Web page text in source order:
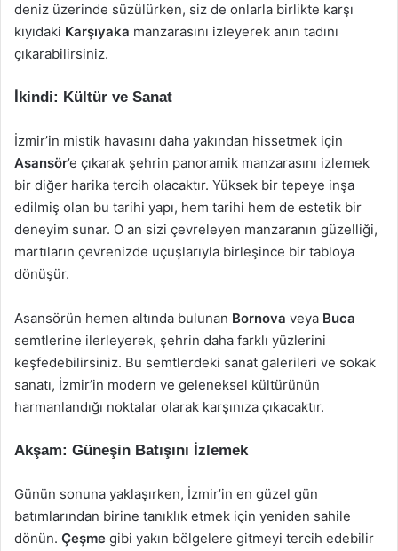
deniz üzerinde süzülürken, siz de onlarla birlikte karşı
kıyıdaki Karşıyaka manzarasını izleyerek anın tadını
çıkarabilirsiniz.
İkindi: Kültür ve Sanat
İzmir’in mistik havasını daha yakından hissetmek için
Asansör’e çıkarak şehrin panoramik manzarasını izlemek
bir diğer harika tercih olacaktır. Yüksek bir tepeye inşa
edilmiş olan bu tarihi yapı, hem tarihi hem de estetik bir
deneyim sunar. O an sizi çevreleyen manzaranın güzelliği,
martıların çevrenizde uçuşlarıyla birleşince bir tabloya
dönüşür.
Asansörün hemen altında bulunan Bornova veya Buca
semtlerine ilerleyerek, şehrin daha farklı yüzlerini
keşfedebilirsiniz. Bu semtlerdeki sanat galerileri ve sokak
sanatı, İzmir’in modern ve geleneksel kültürünün
harmanlandığı noktalar olarak karşınıza çıkacaktır.
Akşam: Güneşin Batışını İzlemek
Günün sonuna yaklaşırken, İzmir’in en güzel gün
batımlarından birine tanıklık etmek için yeniden sahile
dönün. Çeşme gibi yakın bölgelere gitmeyi tercih edebilir